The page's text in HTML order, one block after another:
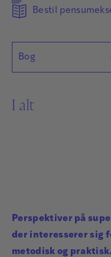
Bestil
Bog
I alt
Perspektiver på
der interesserer sig
metodisk og praktisk.